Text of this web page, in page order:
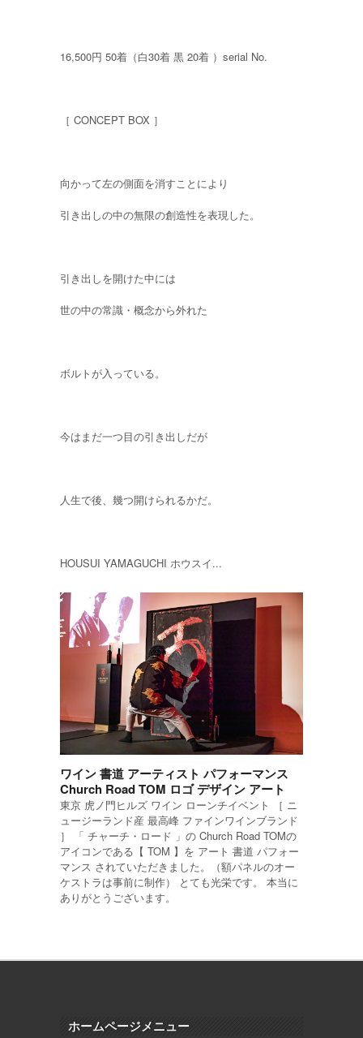
16,500円 50着（白30着 黒 20着 ）serial No.
［ CONCEPT BOX ］
向かって左の側面を消すことにより
引き出しの中の無限の創造性を表現した。
引き出しを開けた中には
世の中の常識・概念から外れた
ボルトが入っている。
今はまだ一つ目の引き出しだが
人生で後、幾つ開けられるかだ。
HOUSUI YAMAGUCHI ホウスイ...
ワイン 書道 アーティスト パフォーマンス
Church Road TOM ロゴ デザイン アート
東京 虎ノ門ヒルズ ワイン ローンチイベント ［ ニ
ュージーランド産 最高峰 ファインワインブランド
］ 「 チャーチ・ロード 」の Church Road TOMの
アイコンである【 TOM 】を アート 書道 パフォー
マンス されていただきました。（額パネルのオー
ケストラは事前に制作） とても光栄です。 本当に
ありがとうございます。
ホームページメニュー